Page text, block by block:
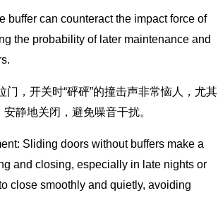
buffer can counteract the impact force of
the probability of later maintenance and
，开关时“砰砰”的撞击声非常恼人，尤其
静地关闭，避免噪音干扰。
Sliding doors without buffers make a
and closing, especially in late nights or
close smoothly and quietly, avoiding